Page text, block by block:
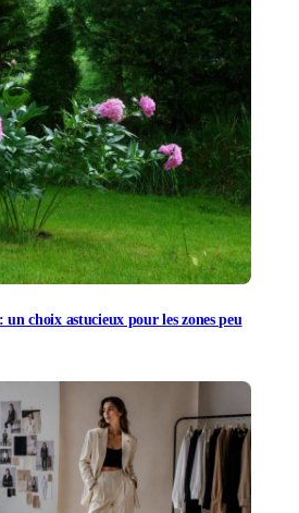
choix astucieux pour les zones peu